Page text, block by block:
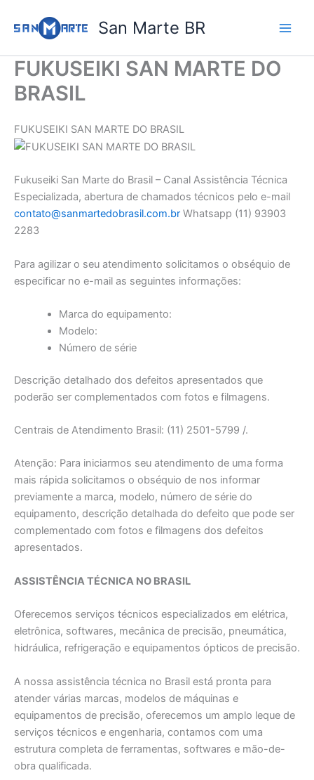
para
conteúdo
San Marte BR
FUKUSEIKI SAN MARTE DO
BRASIL
FUKUSEIKI SAN MARTE DO BRASIL
Fukuseiki San Marte do Brasil – Canal Assistência Técnica
Especializada, abertura de chamados técnicos pelo e-mail
contato@sanmartedobrasil.com.br Whatsapp (11) 93903
2283
Para agilizar o seu atendimento solicitamos o obséquio de
especificar no e-mail as seguintes informações:
Marca do equipamento:
Modelo:
Número de série
Descrição detalhado dos defeitos apresentados que
poderão ser complementados com fotos e filmagens.
Centrais de Atendimento Brasil: (11) 2501-5799 /.
Atenção: Para iniciarmos seu atendimento de uma forma
mais rápida solicitamos o obséquio de nos informar
previamente a marca, modelo, número de série do
equipamento, descrição detalhada do defeito que pode ser
complementado com fotos e filmagens dos defeitos
apresentados.
ASSISTÊNCIA TÉCNICA NO BRASIL
Oferecemos serviços técnicos especializados em elétrica,
eletrônica, softwares, mecânica de precisão, pneumática,
hidráulica, refrigeração e equipamentos ópticos de precisão.
A nossa assistência técnica no Brasil está pronta para
atender várias marcas, modelos de máquinas e
equipamentos de precisão, oferecemos um amplo leque de
serviços técnicos e engenharia, contamos com uma
estrutura completa de ferramentas, softwares e mão-de-
obra qualificada.